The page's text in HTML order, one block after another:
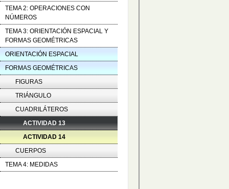
TEMA 2: OPERACIONES CON
NÚMEROS
TEMA 3: ORIENTACIÓN ESPACIAL Y
FORMAS GEOMÉTRICAS
ORIENTACIÓN ESPACIAL
FORMAS GEOMÉTRICAS
FIGURAS
TRIÁNGULO
CUADRILÁTEROS
ACTIVIDAD 13
ACTIVIDAD 14
CUERPOS
TEMA 4: MEDIDAS